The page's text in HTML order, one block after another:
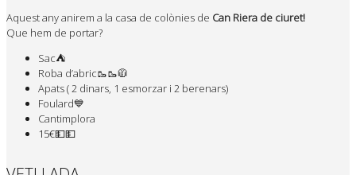
Aquest any anirem a la casa de colònies de Can Riera de ciuret!
Que hem de portar?
Sac⛺
Roba d’abric🥾🥾🧥
Apats ( 2 dinars, 1 esmorzar i 2 berenars)
Foulard💙
Cantimplora
15€💵💵